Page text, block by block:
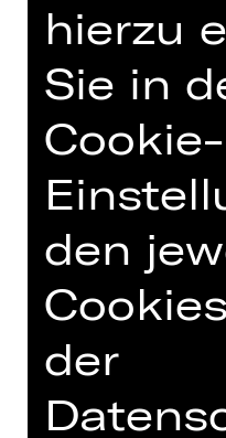
hierzu
Sie in
Cookie-
den
der